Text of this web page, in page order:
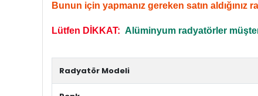
Bunun için yapmanız gereken satın aldığınız
Lütfen DİKKAT: Alüminyum radyatörler
Radyatör Modeli